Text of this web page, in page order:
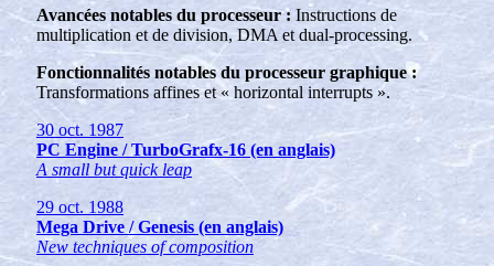
Avancées notables du processeur : Instructions de
multiplication et de division, DMA et dual-processing.
Fonctionnalités notables du processeur graphique :
Transformations affines et « horizontal interrupts ».
30 oct. 1987
PC Engine / TurboGrafx-16 (en anglais)
A small but quick leap
29 oct. 1988
Mega Drive / Genesis (en anglais)
New techniques of composition